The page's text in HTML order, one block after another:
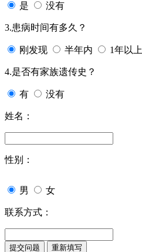
是 没有
3.患病时间有多久？
刚发现 半年内 1年以上
4.是否有家族遗传史？
有 没有
姓名：
性别：
男 女
联系方式：